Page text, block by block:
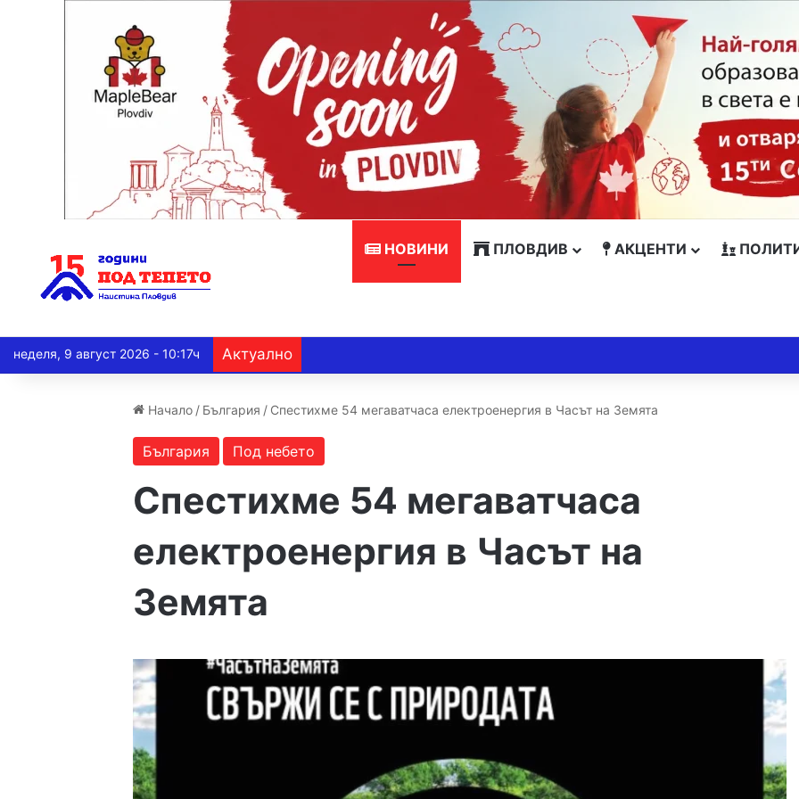
НОВИНИ ПЛОВДИВ АКЦЕНТИ
неделя, 9 август 2026 - 10:17ч Актуално
Начало / България / Спестихме 54 мегаватчаса електроенергия в Часът на Земята
България Под небето
Спестихме 54 мегаватчаса
електроенергия в Часът на
Земята